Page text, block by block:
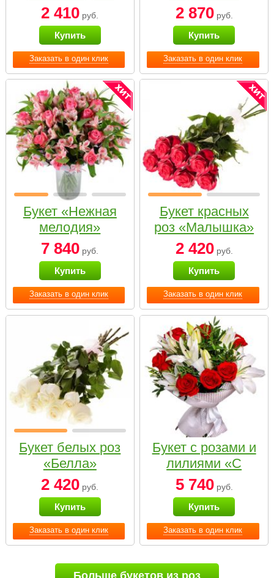
Заказать в один клик
2 410 руб.
Купить
Заказать в один клик
2 870руб.
Купить
Заказать в один клик
Букет «Нежная
мелодия»
7 840 руб.
Купить
Заказать в один клик
Букет красных
роз «Малышка»
2 420руб.
Купить
Заказать в один клик
Букет белых роз
«Белла»
2 420 руб.
Купить
Заказать в один клик
Букет с розами и
лилиями «С
наилучшими
пожеланиями»
5 740руб.
Купить
Больше букетов из роз